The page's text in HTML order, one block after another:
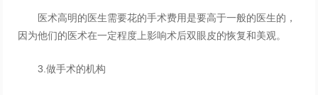
医术高明的医生需要花的手术费用是要高于一般的医生的，
因为他们的医术在一定程度上影响术后双眼皮的恢复和美观。
3.做手术的机构